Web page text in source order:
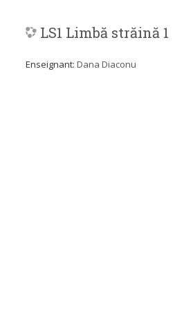
LS1 Limbă străină 1
Enseignant:Dana Diaconu